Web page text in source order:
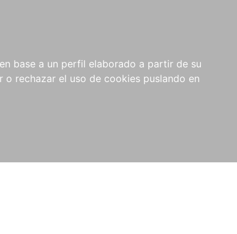
base a un perfil elaborado a partir de su
o rechazar el uso de cookies puslando en